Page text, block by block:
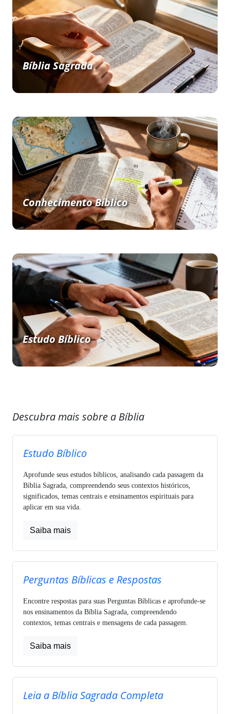
Bíblia Sagrada
Conhecimento Bíblico
Estudo Bíblico
Descubra mais sobre a Bíblia
Estudo Bíblico
Aprofunde seus estudos bíblicos, analisando cada passagem da
Bíblia Sagrada, compreendendo seus contextos históricos,
significados, temas centrais e ensinamentos espirituais para
aplicar em sua vida.
Saiba mais
Perguntas Bíblicas e Respostas
Encontre respostas para suas Perguntas Bíblicas e aprofunde-se
nos ensinamentos da Bíblia Sagrada, compreendendo
contextos, temas centrais e mensagens de cada passagem.
Saiba mais
Leia a Bíblia Sagrada Completa